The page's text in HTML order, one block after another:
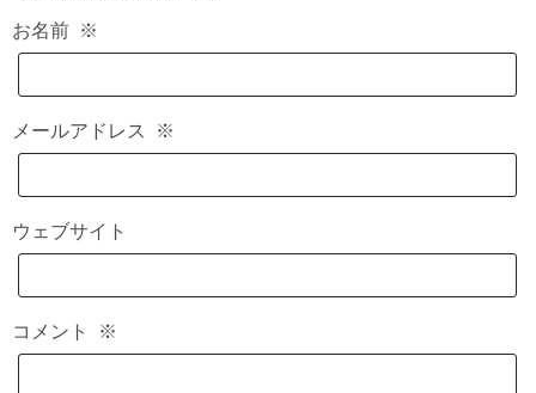
お名前 ※
メールアドレス ※
ウェブサイト
コメント ※